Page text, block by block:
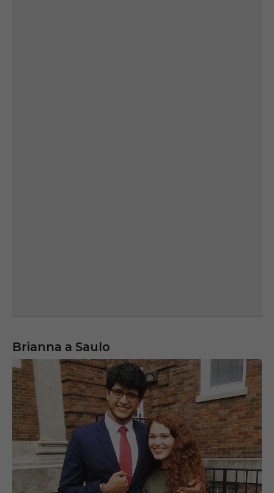
Brianna a Saulo